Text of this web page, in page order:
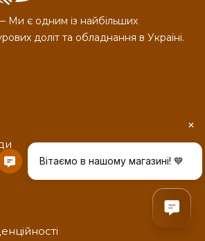
Ми є одним із найбільших
доліт та обладнання в Україні.